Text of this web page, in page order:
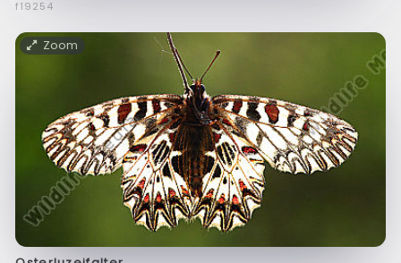
f19254
Zoom